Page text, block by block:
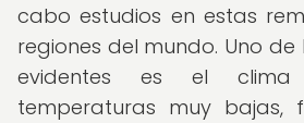
cabo estudios en estas
regiones del mundo. Uno
evidentes es el clima
temperaturas muy bajas,